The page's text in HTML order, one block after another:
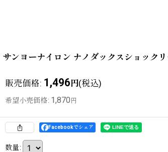
サンヨーナイロン ナノダックスショック
販売価格: 1,496円(税込)
希望小売価格: 1,870 円
Facebookでシェア
数量: